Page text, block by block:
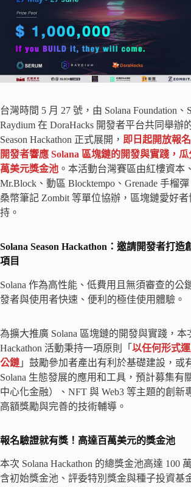
台灣時間 5 月 27 號，由 Solana Foundation、
Raydium 在 DoraHacks 開發者平台共同舉辦
Season Hackathon 正式展開， 即日起開放報
開發者響應 Solana 區塊鏈的開發與實踐，瓜
萬美元獎金池 。本活動台灣賽區由紅樓資本
Mr.Block、動區 Blocktempo、Grenade 手榴
桑幣筆記 Zombit 等單位協辦，區塊鏈愛好
持。
Solana Season Hackathon：邀請開發者打造
項目
Solana 作為高性能、低費用且無須審查的公
發者與使用者快速、便利的極佳使用體驗。
為擴大推廣 Solana 區塊鏈的開發與實踐，本
Hackathon 活動秉持一項原則「 以任何形式
公鏈 」鼓勵參加者產出有利於基礎建設，或
Solana 生態發展的應用和工具，預計募集有
中心化金融）、NFT 與 Web3 等主題的創新
高額獎勵與完善的技術輔導。
報名驗證就有獎！高達百萬美元的獎金池
本次 Solana Hackathon 的總獎金池高達 100
含初始獎金池、評委特別獎金與種子投資基